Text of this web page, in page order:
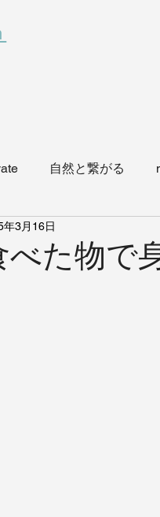
自然と繋がる
もと自然あそび
べた物で
年3月16日